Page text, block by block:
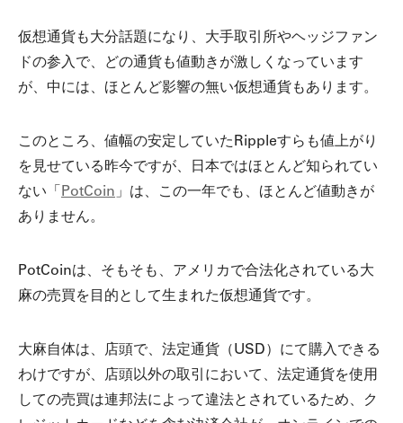
仮想通貨も大分話題になり、大手取引所やヘッジファン
ドの参入で、どの通貨も値動きが激しくなっています
が、中には、ほとんど影響の無い仮想通貨もあります。
このところ、値幅の安定していたRippleすらも値上がり
を見せている昨今ですが、日本ではほとんど知られてい
ない「 PotCoin 」は、この一年でも、ほとんど値動きが
ありません。
PotCoinは、そもそも、アメリカで合法化されている大
麻の売買を目的として生まれた仮想通貨です。
大麻自体は、店頭で、法定通貨（USD）にて購入できる
わけですが、店頭以外の取引において、法定通貨を使用
しての売買は連邦法によって違法とされているため、ク